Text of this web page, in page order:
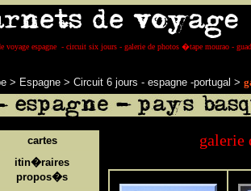
voyage espagne - circuit six jours - galerie de photos �tape mourao -
> Espagne > Circuit 6 jours - espagne -portugal >
cartes
itin�raires
propos�s
galerie